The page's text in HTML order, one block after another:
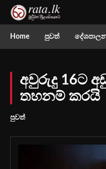
Home පුවත්
අවුරුදු 16ට
තහනම් කරයි
පුවත්